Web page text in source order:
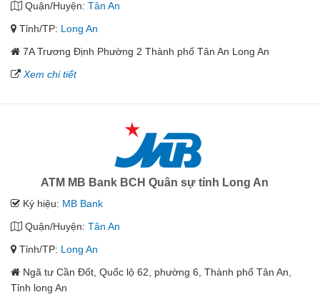
Quận/Huyện: Tân An
Tỉnh/TP: Long An
7A Trương Định Phường 2 Thành phố Tân An Long An
Xem chi tiết
ATM MB Bank BCH Quân sự tỉnh Long An
Ký hiệu: MB Bank
Quận/Huyện: Tân An
Tỉnh/TP: Long An
Ngã tư Cần Đốt, Quốc lộ 62, phường 6, Thành phố Tân An,
Tỉnh long An